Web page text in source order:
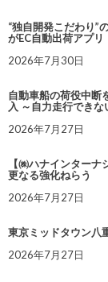
“独自開発こだわり”
がEC自動出荷アプ
2026年7月30日
自動車船の荷役中断
入 ～自力走行でき
2026年7月27日
【㈱ハナインター
更なる強化ねらう
2026年7月27日
東京ミッドタウン八
2026年7月27日